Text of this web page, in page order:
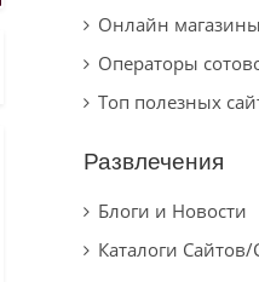
Онлайн магазины
Операторы
Топ полезных
Развлечения
Блоги и Новости
Каталоги Сайтов/